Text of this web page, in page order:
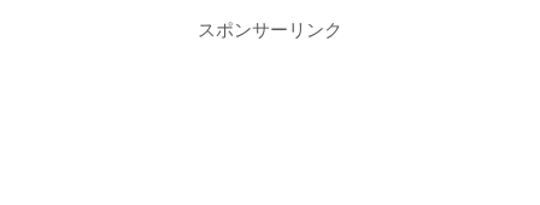
スポンサーリンク